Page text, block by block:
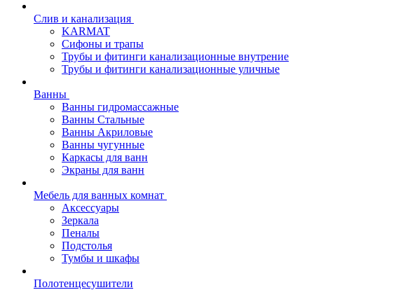
Слив и канализация
KARMAT
Сифоны и трапы
Трубы и фитинги канализационные внутрение
Трубы и фитинги канализационные уличные
Ванны
Ванны гидромассажные
Ванны Стальные
Ванны Акриловые
Ванны чугунные
Каркасы для ванн
Экраны для ванн
Мебель для ванных комнат
Аксессуары
Зеркала
Пеналы
Подстолья
Тумбы и шкафы
Полотенцесушители